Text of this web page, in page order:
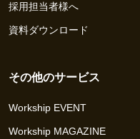
採用担当者様へ
資料ダウンロード
その他のサービス
Workship EVENT
Workship MAGAZINE